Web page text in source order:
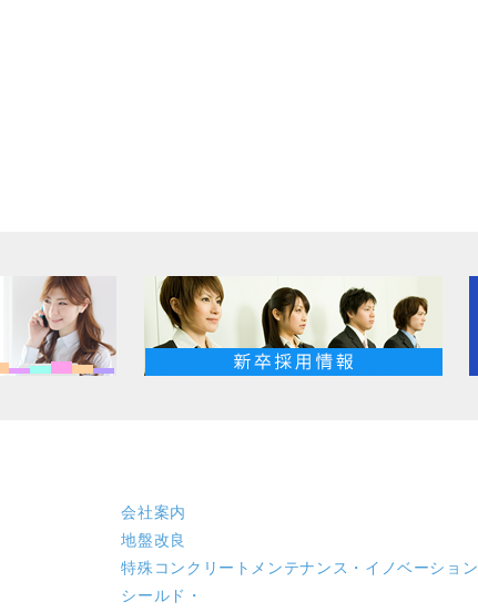
会社案内
地盤改良
特殊コンクリート メンテナンス・イノベーション
シールド・